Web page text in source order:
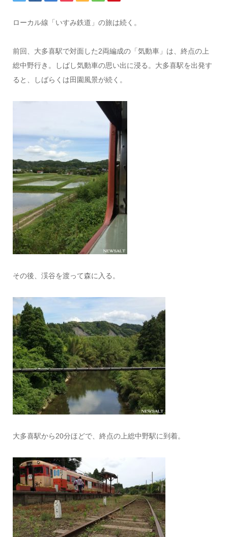
ローカル線「いすみ鉄道」の旅は続く。
前回、大多喜駅で対面した2両編成の「気動車」は、終点の上
総中野行き。しばし気動車の思い出に浸る。大多喜駅を出発す
ると、しばらくは田園風景が続く。
その後、渓谷を渡って森に入る。
大多喜駅から20分ほどで、終点の上総中野駅に到着。